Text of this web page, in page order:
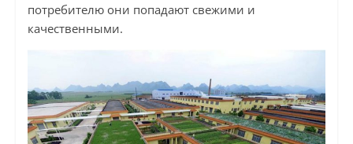
потребителю они попадают свежими и
качественными.